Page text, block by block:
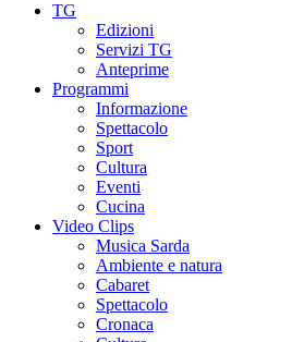
TG
Edizioni
Servizi TG
Anteprime
Programmi
Informazione
Spettacolo
Sport
Cultura
Eventi
Cucina
Video Clips
Musica Sarda
Ambiente e natura
Cabaret
Spettacolo
Cronaca